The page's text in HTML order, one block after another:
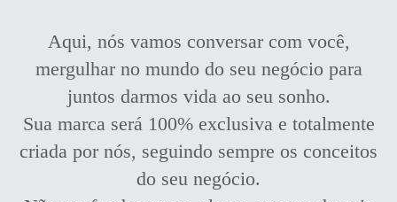
Aqui, nós vamos conversar com você,
mergulhar no mundo do seu negócio para
juntos darmos vida ao seu sonho.
Sua marca será 100% exclusiva e totalmente
criada por nós, seguindo sempre os conceitos
do seu negócio.